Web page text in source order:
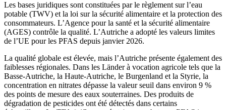
Les bases juridiques sont constituées par le règlement sur l’eau
potable (TWV) et la loi sur la sécurité alimentaire et la protection des
consommateurs. L’Agence pour la santé et la sécurité alimentaire
(AGES) contrôle la qualité. L’Autriche a adopté les valeurs limites
de l’UE pour les PFAS depuis janvier 2026.
La qualité globale est élevée, mais l’Autriche présente également des
faiblesses régionales. Dans les Länder à vocation agricole tels que la
Basse-Autriche, la Haute-Autriche, le Burgenland et la Styrie, la
concentration en nitrates dépasse la valeur seuil dans environ 9 %
des points de mesure des eaux souterraines. Des produits de
dégradation de pesticides ont été détectés dans certains